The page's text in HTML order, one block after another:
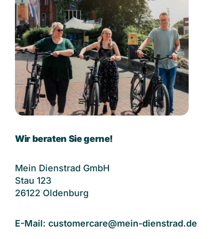
Wir beraten Sie gerne!
Mein Dienstrad GmbH
Stau 123
26122 Oldenburg
E-Mail: customercare@mein-dienstrad.de